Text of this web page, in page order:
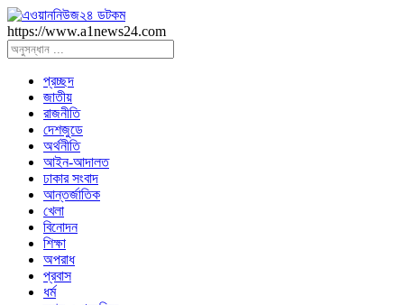
https://www.a1news24.com
প্রচ্ছদ
জাতীয়
রাজনীতি
দেশজুডে
অর্থনীতি
আইন-আদালত
ঢাকার সংবাদ
আন্তর্জাতিক
খেলা
বিনোদন
শিক্ষা
অপরাধ
প্রবাস
ধর্ম